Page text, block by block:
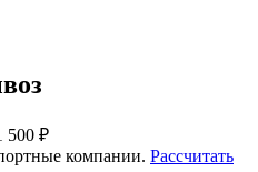
500 ₽
компании. Рассчитать